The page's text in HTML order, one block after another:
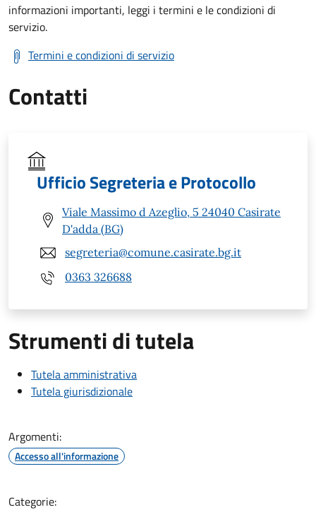
informazioni importanti, leggi i termini e le condizioni di
servizio.
Termini e condizioni di servizio
Contatti
Ufficio Segreteria e Protocollo
Viale Massimo d Azeglio, 5 24040 Casirate
D'adda (BG)
segreteria@comune.casirate.bg.it
0363 326688
Strumenti di tutela
Tutela amministrativa
Tutela giurisdizionale
Argomenti:
Accesso all'informazione
Categorie: